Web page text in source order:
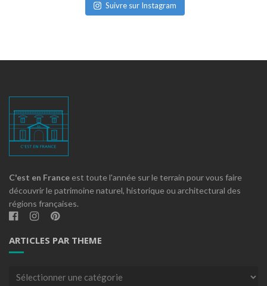
Suivre sur Instagram
C'est en France est toute l'année sur le terrain pour vous faire
découvrir le patrimoine naturel, historique ou architectural des
régions françaises.
ARTICLES PAR THEME
Articles